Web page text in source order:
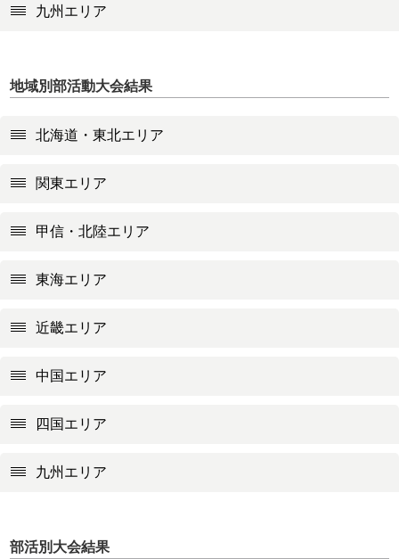
九州エリア
地域別部活動大会結果
北海道・東北エリア
関東エリア
甲信・北陸エリア
東海エリア
近畿エリア
中国エリア
四国エリア
九州エリア
部活別大会結果